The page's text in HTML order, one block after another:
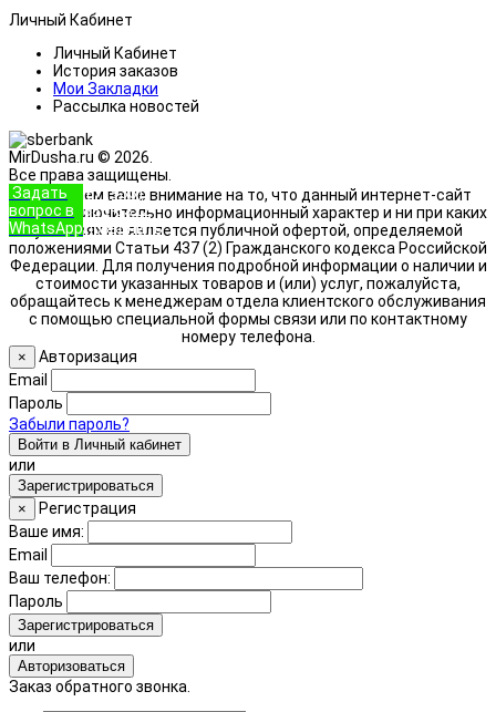
Личный Кабинет
Личный Кабинет
История заказов
Мои Закладки
Рассылка новостей
MirDusha.ru © 2026.
Все права защищены.
Обращаем ваше внимание на то, что данный интернет-сайт
носит исключительно информационный характер и ни при каких
условиях не является публичной офертой, определяемой
положениями Статьи 437 (2) Гражданского кодекса Российской
Федерации. Для получения подробной информации о наличии и
стоимости указанных товаров и (или) услуг, пожалуйста,
обращайтесь к менеджерам отдела клиентского обслуживания
с помощью специальной формы связи или по контактному
номеру телефона.
Задать
вопрос в
WhatsApp
+7 (933)
888-8322
Позвонить
×
Авторизация
Email
Пароль
Забыли пароль?
Войти в Личный кабинет
или
Зарегистрироваться
×
Регистрация
Ваше имя:
Email
Ваш телефон:
Пароль
Зарегистрироваться
или
Авторизоваться
Заказ обратного звонка.